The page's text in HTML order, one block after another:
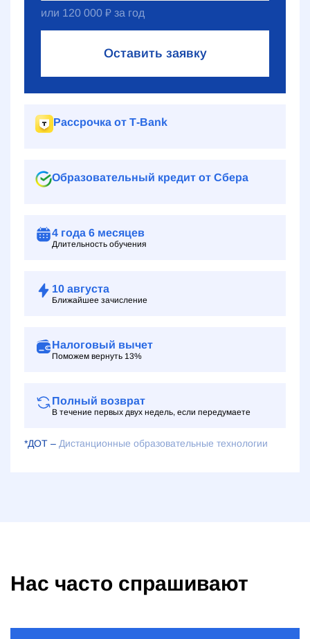
или 120 000 ₽ за год
Оставить заявку
Рассрочка от Т‑Bank
Образовательный кредит от Сбера
4 года 6 месяцев
Длительность обучения
10 августа
Ближайшее зачисление
Налоговый вычет
Поможем вернуть 13%
Полный возврат
В течение первых двух недель, если передумаете
*ДОТ – Дистанционные образовательные технологии
Нас часто спрашивают